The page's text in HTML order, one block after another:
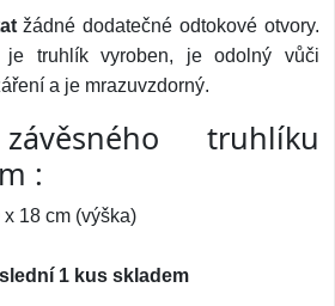
žádné dodatečné odtokové otvory.
je truhlík vyroben, je odolný vůči
a je mrazuvzdorný.
truhlíku
:
18 cm (výška)
1 kus skladem